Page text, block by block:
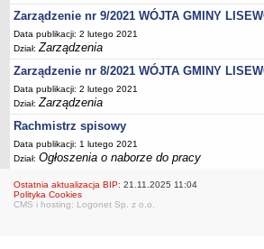
Zwrot podatku akcyzowego
Drogi i komunikacja
Zagospodarowanie przestrzenne
Pomoc materialna dla uczniów
Dofinansowanie pracodawcom kosztów
pracowników
Wynajem nieruchomości pod imprezy
Utylizacja wyrobów azbestowych
Zarządzanie kryzysowe
PETYCJE
Zarządzenie nr 9/2021 WÓJTA GMINY
Data publikacji: 2 lutego 2021
Dział:Zarządzenia
Zarządzenie nr 8/2021 WÓJTA GMINY
Data publikacji: 2 lutego 2021
Dział:Zarządzenia
Rachmistrz spisowy
Data publikacji: 1 lutego 2021
Dział:Ogłoszenia o naborze do pracy
Ostatnia aktualizacja BIP: 21.11.2025 11:04
Polityka Cookies
CMS i hosting: Logonet Sp. z o.o.